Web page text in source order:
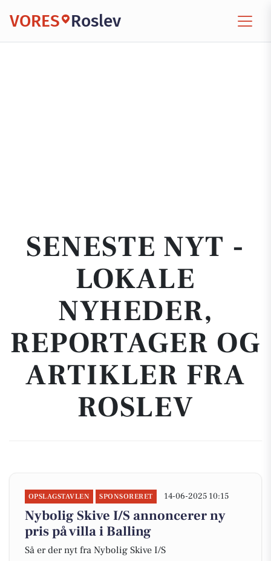
VORES Roslev
SENESTE NYT -
LOKALE
NYHEDER,
REPORTAGER OG
ARTIKLER FRA
ROSLEV
OPSLAGSTAVLEN SPONSORERET 14-06-2025 10:15
Nybolig Skive I/S annoncerer ny
pris på villa i Balling
Så er der nyt fra Nybolig Skive I/S